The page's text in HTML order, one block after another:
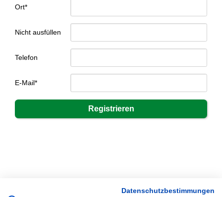
Ort*
Nicht ausfüllen
Telefon
E-Mail*
Datenschutzbestimmungen